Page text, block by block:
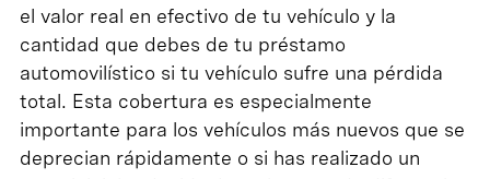
el valor real en efectivo de tu vehículo y la
cantidad que debes de tu préstamo
automovilístico si tu vehículo sufre una pérdida
total. Esta cobertura es especialmente
importante para los vehículos más nuevos que se
deprecian rápidamente o si has realizado un